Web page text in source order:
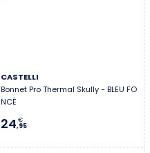
CASTELLI
Bonnet Pro Thermal Skully - BLEU FO
NCÉ
24,95
€